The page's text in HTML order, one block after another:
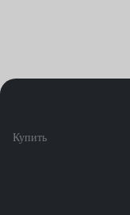
Купить